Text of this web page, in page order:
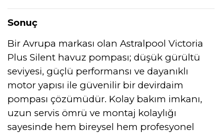
Sonuç
Bir Avrupa markası olan Astralpool Victoria
Plus Silent havuz pompası; düşük gürültü
seviyesi, güçlü performansı ve dayanıklı
motor yapısı ile güvenilir bir devirdaim
pompası çözümüdür. Kolay bakım imkanı,
uzun servis ömrü ve montaj kolaylığı
sayesinde hem bireysel hem profesyonel